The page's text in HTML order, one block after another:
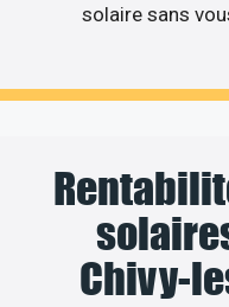
solaire sans
Chivy-